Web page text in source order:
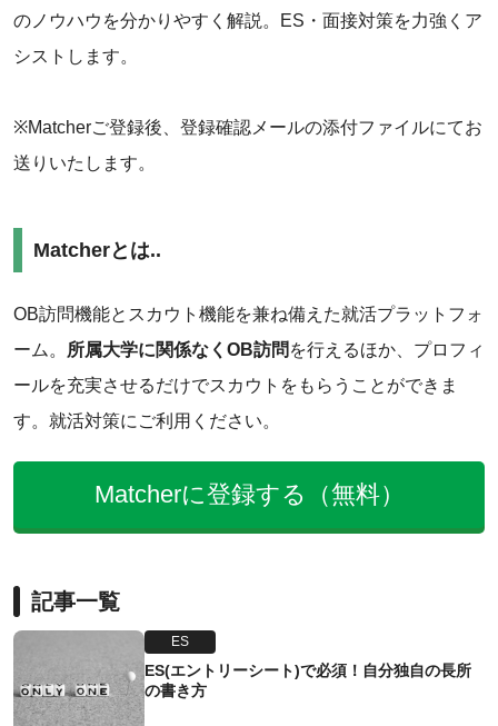
のノウハウを分かりやすく解説。ES・面接対策を力強くア
シストします。
‌‌※Matcherご登録後、登録確認メールの添付ファイルにてお
送りいたします。
Matcherとは‌..
‌‌OB訪問機能とスカウト機能を兼ね備えた就活プラットフォ
ーム。
所属大学に関係なく OB訪問 を行えるほか、プロフィ
ールを充実させるだけでスカウトをもらうことができま
す。就活対策にご利用ください。
Matcherに登録する（無料）
記事一覧
ES
ES(エントリーシート)で必須！自分独自の長所
の書き方